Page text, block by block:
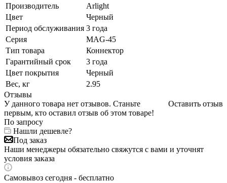
Производитель
Arlight
Цвет
Черный
Период обслуживания 3 года
Серия
MAG-45
Тип товара
Коннектор
Гарантийный срок
3 года
Цвет покрытия
Черный
Вес, кг
2.95
Отзывы
Оставить отзыв
У данного товара нет отзывов. Станьте
первым, кто оставил отзыв об этом товаре!
По запросу
Нашли дешевле?
Под заказ
Наши менеджеры обязательно свяжутся с вами и уточнят
условия заказа
Самовывоз сегодня - бесплатно